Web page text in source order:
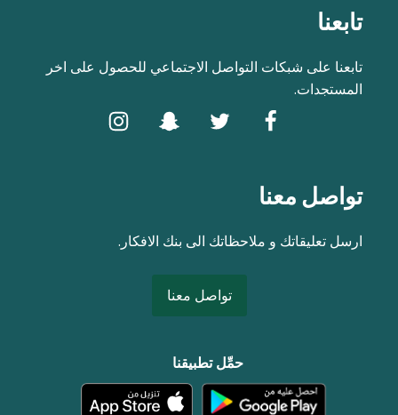
تابعنا
تابعنا على شبكات التواصل الاجتماعي للحصول على اخر
المستجدات.
تواصل معنا
ارسل تعليقاتك و ملاحظاتك الى بنك الافكار.
تواصل معنا
حمِّل تطبيقنا